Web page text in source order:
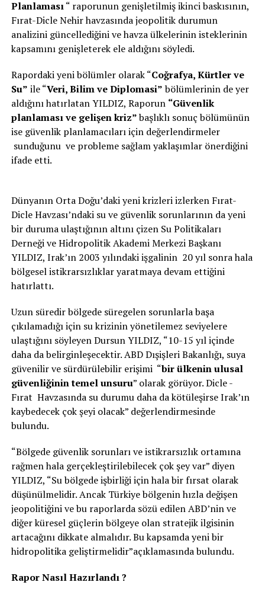
Planlaması“ raporunun genişletilmiş ikinci baskısının,
Fırat-Dicle Nehir havzasında jeopolitik durumun
analizini güncellediğini ve havza ülkelerinin isteklerinin
kapsamını genişleterek ele aldığını söyledi.
Rapordaki yeni bölümler olarak “Coğrafya, Kürtler ve
Su” ile “Veri, Bilim ve Diplomasi”bölümlerinin de yer
aldığını hatırlatan YILDIZ, Raporun “Güvenlik
planlaması ve gelişen kriz”başlıklı sonuç bölümünün
ise güvenlik planlamacıları için değerlendirmeler
sunduğunu ve probleme sağlam yaklaşımlar önerdiğini
ifade etti.
Dünyanın Orta Doğu’daki yeni krizleri izlerken Fırat-
Dicle Havzası’ndaki su ve güvenlik sorunlarının da yeni
bir duruma ulaştığının altını çizen Su Politikaları
Derneği ve Hidropolitik Akademi Merkezi Başkanı
YILDIZ, Irak’ın 2003 yılındaki işgalinin 20 yıl sonra hala
bölgesel istikrarsızlıklar yaratmaya devam ettiğini
hatırlattı.
Uzun süredir bölgede süregelen sorunlarla başa
çıkılamadığı için su krizinin yönetilemez seviyelere
ulaştığını söyleyen Dursun YILDIZ, “10-15 yıl içinde
daha da belirginleşecektir. ABD Dışişleri Bakanlığı, suya
güvenilir ve sürdürülebilir erişimi “bir ülkenin ulusal
güvenliğinin temel unsuru” olarak görüyor. Dicle -
Fırat Havzasında su durumu daha da kötüleşirse Irak’ın
kaybedecek çok şeyi olacak” değerlendirmesinde
bulundu.
“Bölgede güvenlik sorunları ve istikrarsızlık ortamına
rağmen hala gerçekleştirilebilecek çok şey var” diyen
YILDIZ, “Su bölgede işbirliği için hala bir fırsat olarak
düşünülmelidir. Ancak Türkiye bölgenin hızla değişen
jeopolitiğini ve bu raporlarda sözü edilen ABD’nin ve
diğer küresel güçlerin bölgeye olan stratejik ilgisinin
artacağını dikkate almalıdır. Bu kapsamda yeni bir
hidropolitika geliştirmelidir”açıklamasında bulundu.
Rapor Nasıl Hazırlandı ?